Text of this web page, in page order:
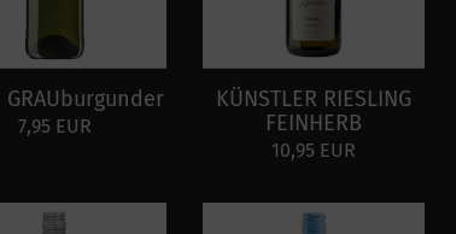
GRAUburgunder
7,95 EUR
KÜNSTLER RIESLING
FEINHERB
10,95 EUR